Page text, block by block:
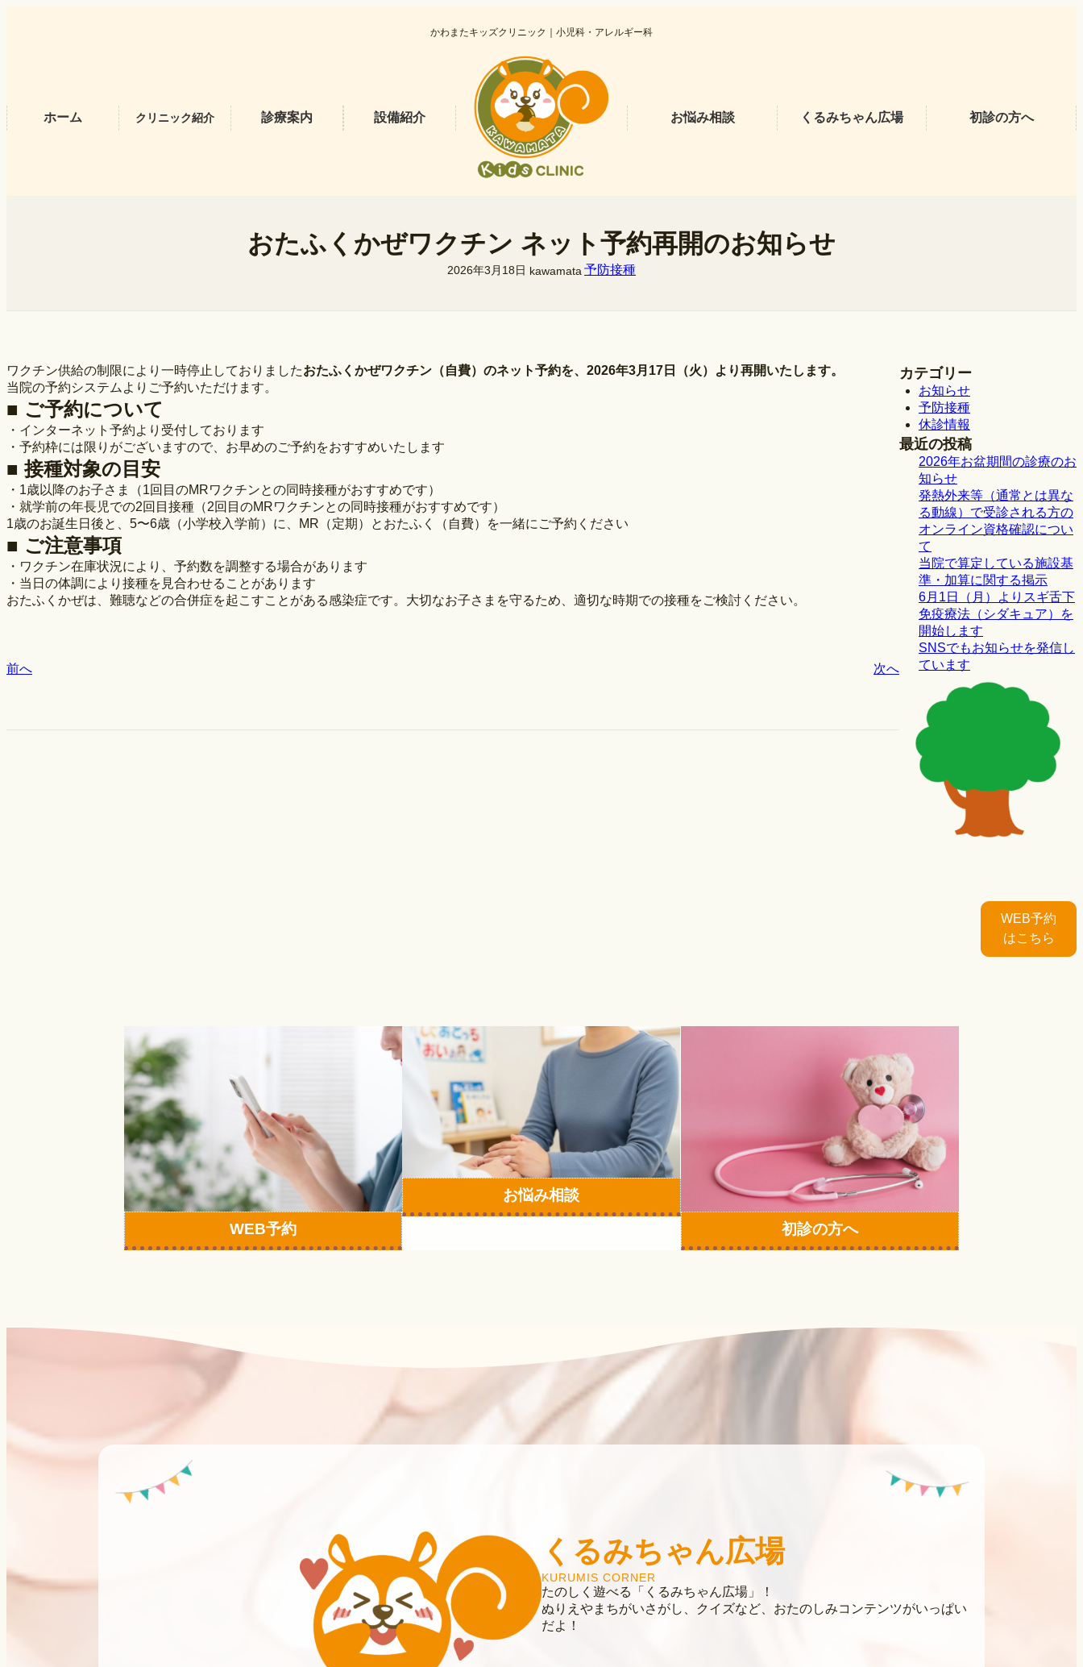
プ
かわまたキッズクリニック｜小児科・アレルギー科
ホーム クリニック紹介 診療案内 設備紹介 お悩み相談 くるみちゃん広場 初診の方へ
おたふくかぜワクチン ネット予約再開のお知らせ
2026年3月18日 kawamata 予防接種
ワクチン供給の制限により一時停止しておりましたおたふくかぜワクチン（自費）のネット予約を、2026年3月17日（火）より再開いたします。
当院の予約システムよりご予約いただけます。
■ ご予約について
・インターネット予約より受付しております
・予約枠には限りがございますので、お早めのご予約をおすすめいたします
■ 接種対象の目安
・1歳以降のお子さま（1回目のMRワクチンとの同時接種がおすすめです）
・就学前の年長児での2回目接種（2回目のMRワクチンとの同時接種がおすすめです）
1歳のお誕生日後と、5〜6歳（小学校入学前）に、MR（定期）とおたふく（自費）を一緒にご予約ください
■ ご注意事項
・ワクチン在庫状況により、予約数を調整する場合があります
・当日の体調により接種を見合わせることがあります
おたふくかぜは、難聴などの合併症を起こすことがある感染症です。大切なお子さまを守るため、適切な時期での接種をご検討ください。
前へ 次へ
カテゴリー
お知らせ
予防接種
休診情報
最近の投稿
2026年お盆期間の診療のお
知らせ
発熱外来等（通常とは異な
る動線）で受診される方の
オンライン資格確認につい
て
当院で算定している施設基
準・加算に関する掲示
6月1日（月）よりスギ舌下
免疫療法（シダキュア）を
開始します
SNSでもお知らせを発信し
ています
ラ
ム
リ
ン
ク
WEB予約
カ
ム
お悩み相談
カ
初診の方へ
くるみちゃん広場
KURUMIS CORNER
たのしく遊べる「くるみちゃん広場」！
ぬりえやまちがいさがし、クイズなど、おたのしみコンテンツがいっぱい
だよ！
WEB予約
はこちら